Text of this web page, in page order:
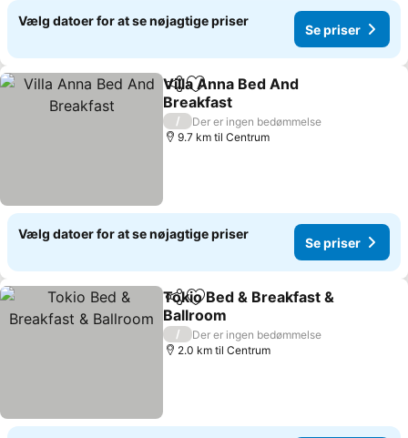
Vælg datoer for at se nøjagtige priser
Se priser
Del Føj til favoritter
Villa Anna Bed And
Breakfast
/
Der er ingen bedømmelse
9.7 km til Centrum
Vælg datoer for at se nøjagtige priser
Se priser
Del Føj til favoritter
Tokio Bed & Breakfast &
Ballroom
/
Der er ingen bedømmelse
2.0 km til Centrum